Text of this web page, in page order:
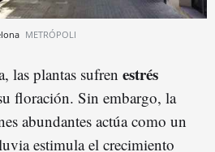
METRÓPOLI
las plantas sufren estrés
floración. Sin embargo, la
abundantes actúa como un
estimula el crecimiento